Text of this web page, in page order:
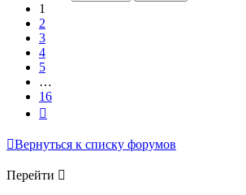
1
2
3
4
5
…
16
Вернуться к списку форумов
Перейти